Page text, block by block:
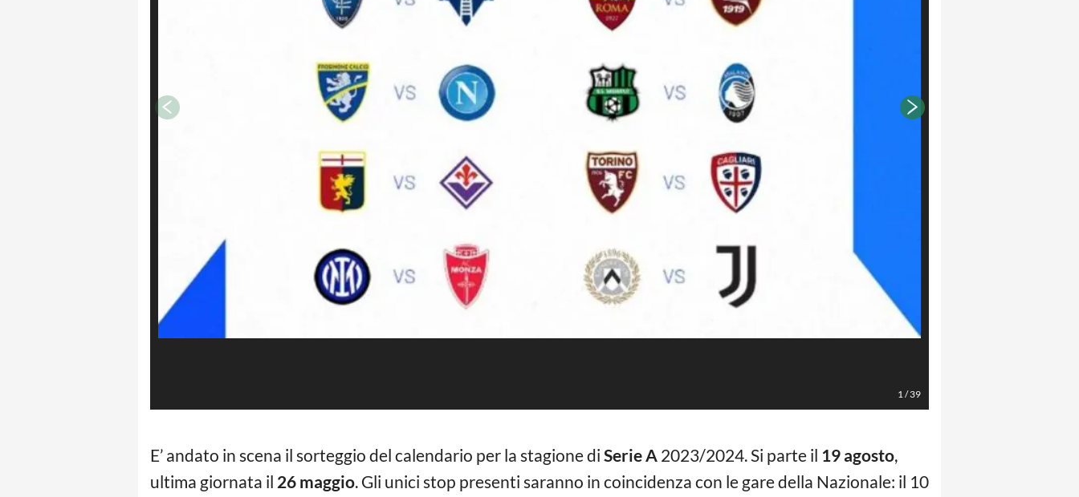
1/39
E’ andato in scena il sorteggio del calendario per la stagione di Serie A 2023/2024. Si parte il 19 agosto,
ultima giornata il 26 maggio. Gli unici stop presenti saranno in coincidenza con le gare della Nazionale: il 10